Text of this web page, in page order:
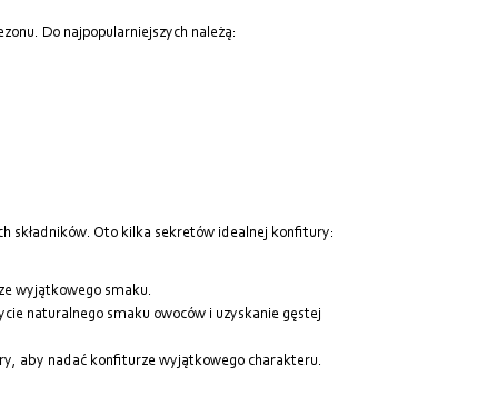
Do najpopularniejszych należą:
składników. Oto kilka sekretów idealnej konfitury:
wyjątkowego smaku.
naturalnego smaku owoców i uzyskanie gęstej
aby nadać konfiturze wyjątkowego charakteru.